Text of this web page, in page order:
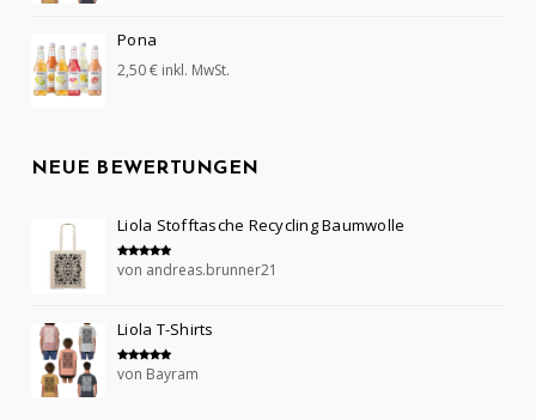
Pona
2,50€ inkl. MwSt.
NEUE BEWERTUNGEN
Liola Stofftasche Recycling Baumwolle
Bewertet mit
von andreas.brunner21
Liola T-Shirts
Bewertet mit
von Bayram